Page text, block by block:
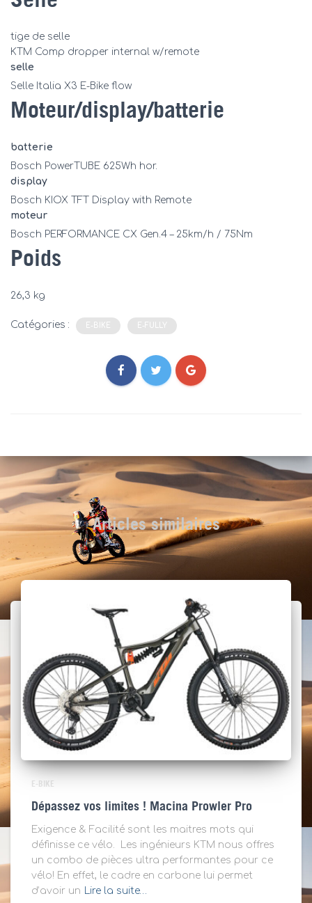
tige de selle
KTM Comp dropper internal w/remote
selle
Selle Italia X3 E-Bike flow
Moteur/display/batterie
batterie
Bosch PowerTUBE 625Wh hor.
display
Bosch KIOX TFT Display with Remote
moteur
Bosch PERFORMANCE CX Gen.4 – 25km/h / 75Nm
Poids
26,3 kg
Catégories : E-BIKE E-FULLY
Articles similaires
E-BIKE
Dépassez vos limites ! Macina Prowler Pro
Exigence & Facilité sont les maitres mots qui
définisse ce vélo. Les ingénieurs KTM nous offres
un combo de pièces ultra performantes pour ce
vélo! En effet, le cadre en carbone lui permet
d’avoir un
Lire la suite…